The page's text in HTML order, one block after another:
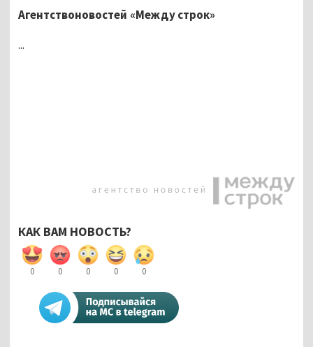
Агентствоновостей «Между строк»
...
КАК ВАМ НОВОСТЬ?
0 0 0 0 0